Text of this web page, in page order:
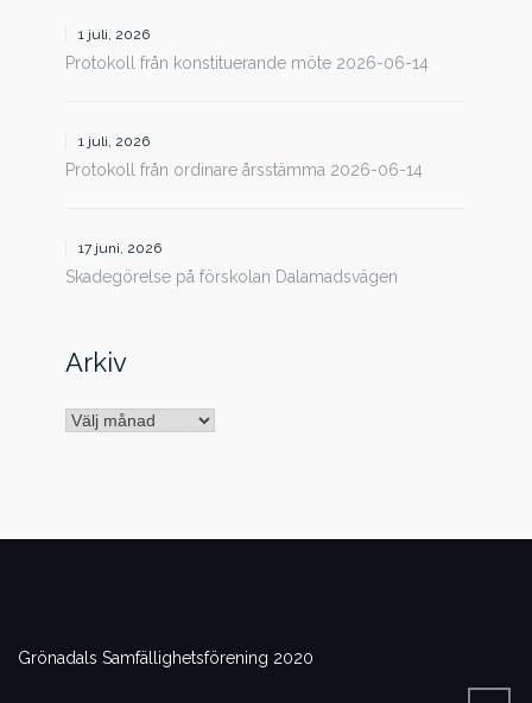
1 juli, 2026
Protokoll från konstituerande möte 2026-06-14
1 juli, 2026
Protokoll från ordinare årsstämma 2026-06-14
17 juni, 2026
Skadegörelse på förskolan Dalamadsvägen
Arkiv
Arkiv
Grönadals Samfällighetsförening 2020